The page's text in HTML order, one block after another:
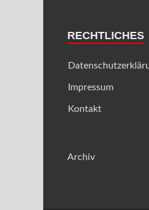
RECHTLICHES
Impressum
Kontakt
Archiv